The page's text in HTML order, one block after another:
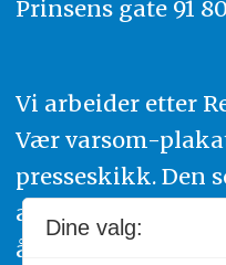
Prinsens gate 91
Vi arbeider etter
Vær varsom-
presseskikk. Den
av urettmessig
å ta kontakt med
Dine valg: